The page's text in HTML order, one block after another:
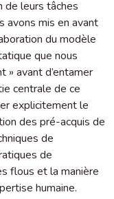
de leurs tâches
avons mis en avant
du modèle
que nous
» avant d’entamer
centrale de ce
explicitement le
des pré-acquis de
de
de
flous et la manière
humaine.